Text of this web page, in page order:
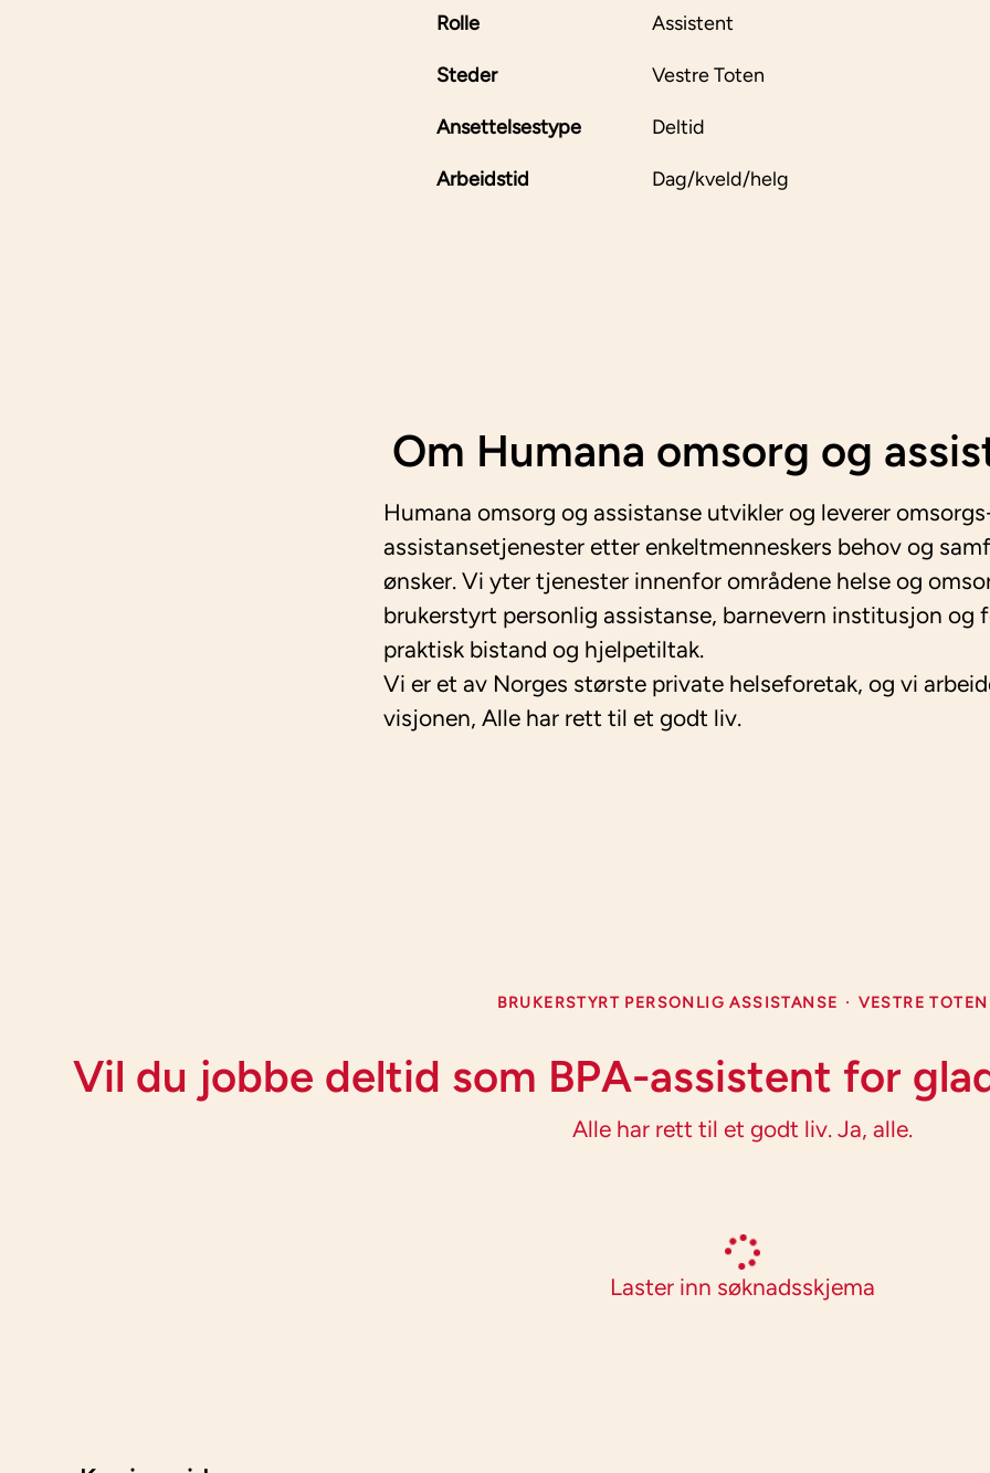
Rolle Assistent
Steder Vestre Toten
Ansettelsestype Deltid
Arbeidstid Dag/kveld/helg
Om Humana omsorg og
Humana omsorg og assistanse utvikler og leverer
assistansetjenester etter enkeltmenneskers behov og
ønsker. Vi yter tjenester innenfor områdene helse og
brukerstyrt personlig assistanse, barnevern institusjon og
praktisk bistand og hjelpetiltak.
Vi er et av Norges største private helseforetak, og vi
visjonen, Alle har rett til et godt liv.
BRUKERSTYRT PERSONLIG ASSISTANSE · VESTRE TOTEN
Vil du jobbe deltid som BPA-assistent for
Alle har rett til et godt liv. Ja, alle.
Laster inn søknadsskjema